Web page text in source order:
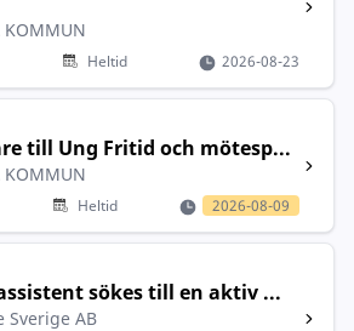
KOMMUN
Heltid 2026-08-23
till Ung Fritid och mötesp...
KOMMUN
Heltid 2026-08-09
sökes till en aktiv ...
Sverige AB